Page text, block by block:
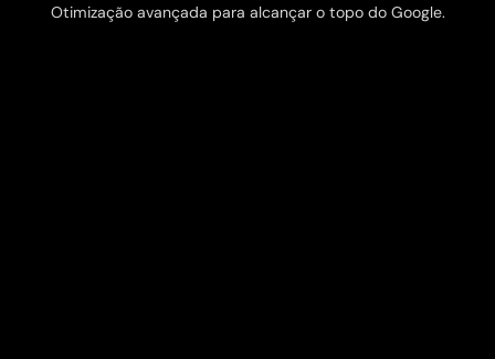
Otimização avançada para alcançar o topo do Google.